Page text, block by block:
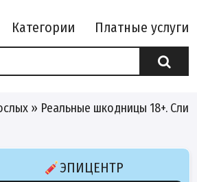
Категории Платные услуги
» Реальные шкодницы 18+.
ЭПИЦЕНТР